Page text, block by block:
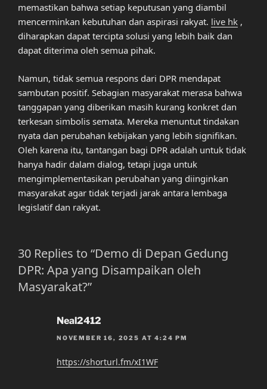
memastikan bahwa setiap keputusan yang diambil
mencerminkan kebutuhan dan aspirasi rakyat. live hk ,
diharapkan dapat tercipta solusi yang lebih baik dan
dapat diterima oleh semua pihak.
Namun, tidak semua respons dari DPR mendapat
sambutan positif. Sebagian masyarakat merasa bahwa
tanggapan yang diberikan masih kurang konkret dan
terkesan simbolis semata. Mereka menuntut tindakan
nyata dan perubahan kebijakan yang lebih signifikan.
Oleh karena itu, tantangan bagi DPR adalah untuk tidak
hanya hadir dalam dialog, tetapi juga untuk
mengimplementasikan perubahan yang diinginkan
masyarakat agar tidak terjadi jarak antara lembaga
legislatif dan rakyat.
30 Replies to “Demo di Depan Gedung
DPR: Apa yang Disampaikan oleh
Masyarakat?”
Neal2412
NOVEMBER 16, 2025 AT 4:24 PM
https://shorturl.fm/xI1WF